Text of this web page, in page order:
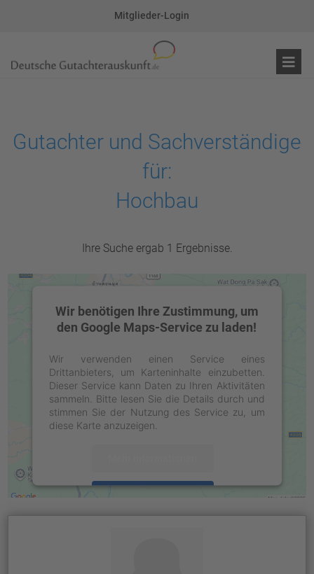
Mitglieder-Login
Gutachter und Sachverständige
für:
Hochbau
Ihre Suche ergab 1 Ergebnisse.
Wir benötigen Ihre Zustimmung, um
den Google Maps-Service zu laden!
Wir verwenden einen Service eines
Drittanbieters, um Karteninhalte einzubetten.
Dieser Service kann Daten zu Ihren Aktivitäten
sammeln. Bitte lesen Sie die Details durch und
stimmen Sie der Nutzung des Service zu, um
diese Karte anzuzeigen.